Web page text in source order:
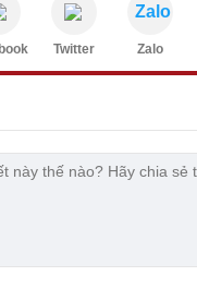
Twitter
Zalo
Zalo